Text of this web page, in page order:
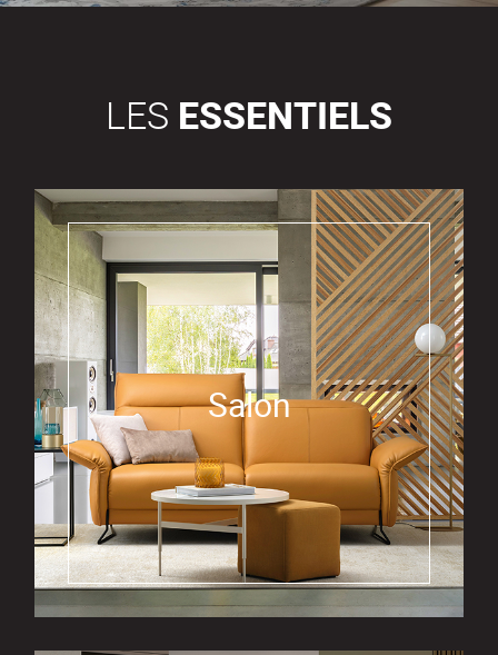
LES ESSENTIELS
Salon